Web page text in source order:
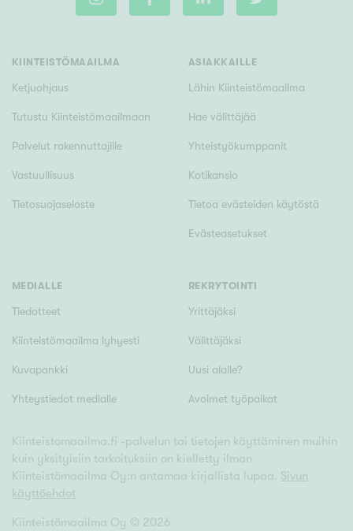
KIINTEISTÖMAAILMA
Ketjuohjaus
Tutustu Kiinteistömaailmaan
Palvelut rakennuttajille
Vastuullisuus
Tietosuojaseloste
ASIAKKAILLE
Lähin Kiinteistömaailma
Hae välittäjää
Yhteistyökumppanit
Kotikansio
Tietoa evästeiden käytöstä
Evästeasetukset
MEDIALLE
Tiedotteet
Kiinteistömaailma lyhyesti
Kuvapankki
Yhteystiedot medialle
REKRYTOINTI
Yrittäjäksi
Välittäjäksi
Uusi alalle?
Avoimet työpaikat
Kiinteistomaailma.fi -palvelun tai tietojen käyttäminen muihin
kuin yksityisiin tarkoituksiin on kielletty ilman
Kiinteistömaailma Oy:n antamaa kirjallista lupaa. Sivun
käyttöehdot
Kiinteistömaailma Oy © 2026